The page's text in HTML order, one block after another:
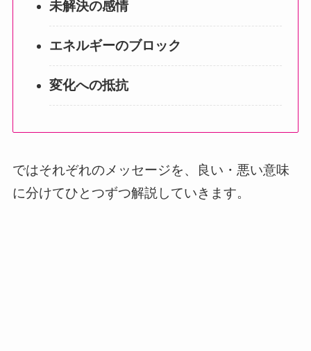
未解決の感情
エネルギーのブロック
変化への抵抗
ではそれぞれのメッセージを、良い・悪い意味
に分けてひとつずつ解説していきます。